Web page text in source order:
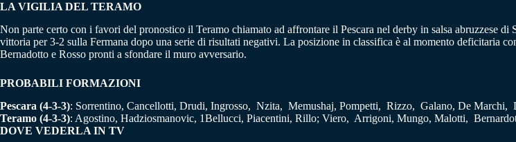
LA VIGILIA DEL TERAMO
Non parte certo con i favori del pronostico il Teramo chiamato ad affrontare il Pescara nel derby in salsa abruzzese di
vittoria per 3-2 sulla Fermana dopo una serie di risultati negativi. La posizione in classifica è al momento deficitaria
Bernadotto e Rosso pronti a sfondare il muro avversario.
PROBABILI FORMAZIONI
Pescara (4-3-3): Sorrentino, Cancellotti, Drudi, Ingrosso, Nzita, Memushaj, Pompetti, Rizzo, Galano, De Marchi,
Teramo (4-3-3): Agostino, Hadziosmanovic, 1Bellucci, Piacentini, Rillo; Viero, Arrigoni, Mungo, Malotti,
DOVE VEDERLA IN TV